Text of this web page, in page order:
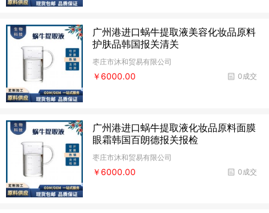
广州港进口蜗牛提取液美容化妆品原料
护肤品韩国报关清关
枣庄市沐和贸易有限公司
0成交
￥6000.00
广州港进口蜗牛提取液化妆品原料面膜
眼霜韩国百朗德报关报检
枣庄市沐和贸易有限公司
0成交
￥6000.00